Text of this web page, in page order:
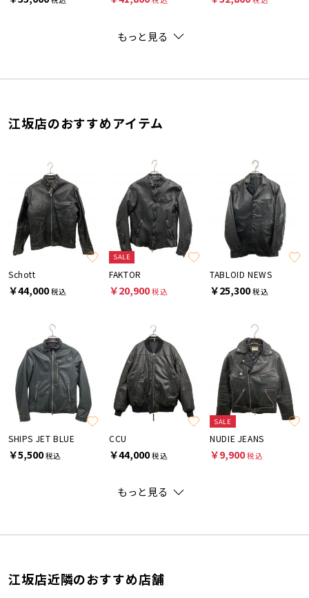
もっと見る
江坂店のおすすめアイテム
Schott
￥44,000税込
SALE
FAKTOR
￥20,900税込
TABLOID NEWS
￥25,300税込
SHIPS JET BLUE
￥5,500税込
CCU
￥44,000税込
SALE
NUDIE JEANS
￥9,900税込
もっと見る
江坂店近隣のおすすめ店舗